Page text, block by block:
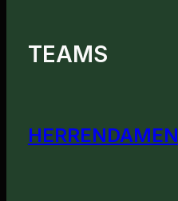
TEAMS
HERRENDAMEN